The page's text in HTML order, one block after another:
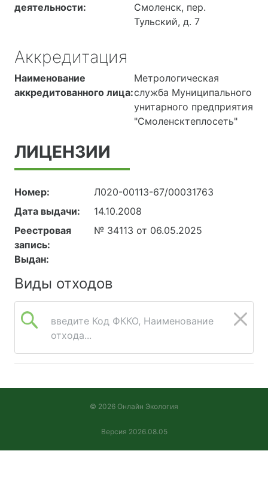
деятельности:
Смоленск, пер.
Тульский, д. 7
Аккредитация
Наименование
аккредитованного лица:
Метрологическая
служба Муниципального
унитарного предприятия
"Смоленсктеплосеть"
ЛИЦЕНЗИИ
Номер:
Л020-00113-67/00031763
Дата выдачи:
14.10.2008
Реестровая
запись:
№ 34113 от 06.05.2025
Выдан:
Виды отходов
введите Код ФККО, Наименование
отхода...
© 2026 Онлайн Экология
Версия 2026.08.05